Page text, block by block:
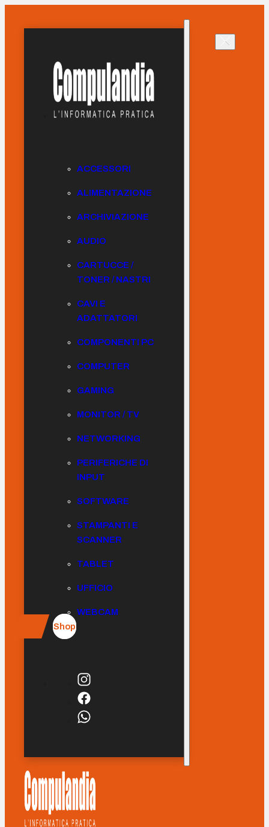
ACCESSORI
ALIMENTAZIONE
ARCHIVIAZIONE
AUDIO
CARTUCCE /
TONER / NASTRI
CAVI E
ADATTATORI
COMPONENTI PC
COMPUTER
GAMING
MONITOR / TV
NETWORKING
PERIFERICHE DI
INPUT
SOFTWARE
STAMPANTI E
SCANNER
TABLET
UFFICIO
WEBCAM
Shop